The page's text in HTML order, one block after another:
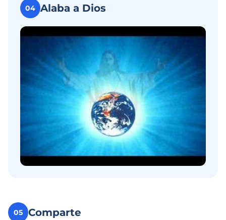
04 Alaba a Dios
05 Comparte